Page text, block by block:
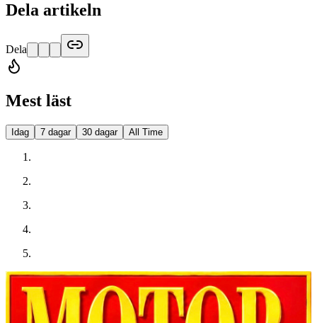
Dela artikeln
Dela
Mest läst
Idag 7 dagar 30 dagar All Time